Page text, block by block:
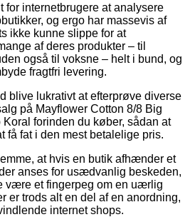
for internetbrugere at analysere
og ergo har massevis af
ikke kunne slippe for at
af deres produkter – til
også til voksne – helt i bund, og
fragtfri levering.
blive lukrativt at efterprøve diverse
på Mayflower Cotton 8/8 Big
forinden du køber, sådan at
få fat i den mest betalelige pris.
at hvis en butik afhænder et
anses for usædvanlig beskeden,
være et fingerpeg om en uærlig
er trods alt en del af en anordning,
internet shops.